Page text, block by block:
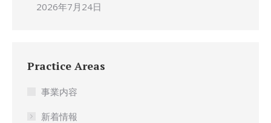
2026年7月24日
Practice Areas
事業内容
新着情報